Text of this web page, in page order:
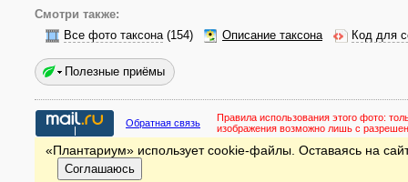
Смотри также:
Все фото таксона(154) Описание таксона Код для
Полезные приёмы
Обратная связь Правила использования этого фото:
изображения возможно лишь с
«Плантариум» использует cookie-файлы. Оставаясь на
Соглашаюсь